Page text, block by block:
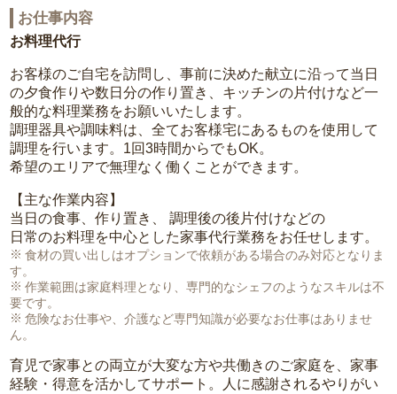
お仕事内容
お料理代行
お客様のご自宅を訪問し、事前に決めた献立に沿って当日
の夕食作りや数日分の作り置き、キッチンの片付けなど一
般的な料理業務をお願いいたします。
調理器具や調味料は、全てお客様宅にあるものを使用して
調理を行います。1回3時間からでもOK。
希望のエリアで無理なく働くことができます。
【主な作業内容】
当日の食事、作り置き、 調理後の後片付けなどの
日常のお料理を中心とした家事代行業務をお任せします。
食材の買い出しはオプションで依頼がある場合のみ対応となりま
す。
作業範囲は家庭料理となり、専門的なシェフのようなスキルは不
要です。
危険なお仕事や、介護など専門知識が必要なお仕事はありませ
ん。
育児で家事との両立が大変な方や共働きのご家庭を、家事
経験・得意を活かしてサポート。人に感謝されるやりがい